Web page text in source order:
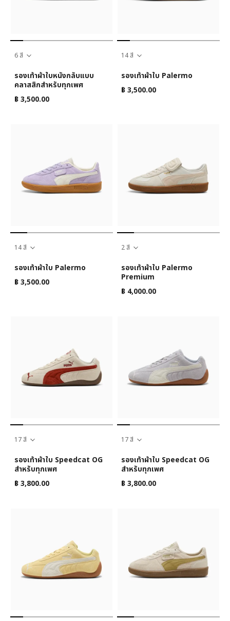
6 สี
รองเท้าผ้าใบหนังกลับแบบ
คลาสสิกสำหรับทุกเพศ
฿ 3,500.00
14 สี
รองเท้าผ้าใบ Palermo
฿ 3,500.00
14 สี
รองเท้าผ้าใบ Palermo
฿ 3,500.00
2 สี
รองเท้าผ้าใบ Palermo
Premium
฿ 4,000.00
17 สี
รองเท้าผ้าใบ Speedcat OG
สำหรับทุกเพศ
฿ 3,800.00
17 สี
รองเท้าผ้าใบ Speedcat OG
สำหรับทุกเพศ
฿ 3,800.00